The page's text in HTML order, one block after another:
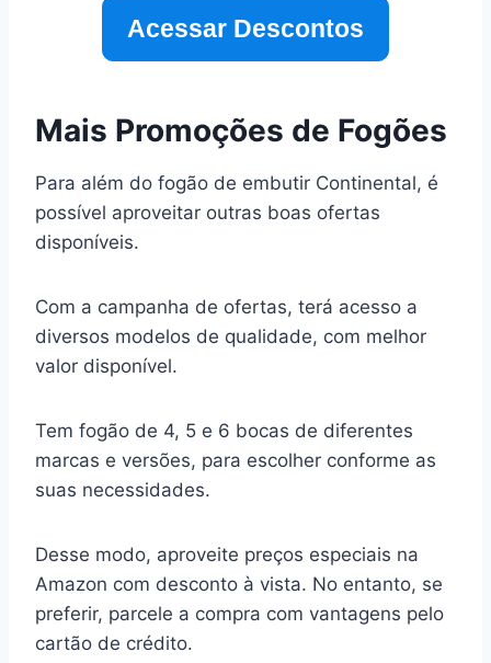
Acessar Descontos
Mais Promoções de Fogões
Para além do fogão de embutir Continental, é
possível aproveitar outras boas ofertas
disponíveis.
Com a campanha de ofertas, terá acesso a
diversos modelos de qualidade, com melhor
valor disponível.
Tem fogão de 4, 5 e 6 bocas de diferentes
marcas e versões, para escolher conforme as
suas necessidades.
Desse modo, aproveite preços especiais na
Amazon com desconto à vista. No entanto, se
preferir, parcele a compra com vantagens pelo
cartão de crédito.